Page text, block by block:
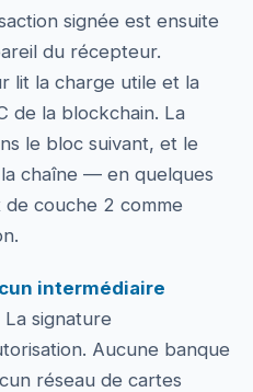
signée est ensuite
du récepteur.
lit la charge utile et la
de la blockchain. La
le bloc suivant, et le
chaîne — en quelques
couche 2 comme
intermédiaire
La signature
Aucune banque
réseau de cartes